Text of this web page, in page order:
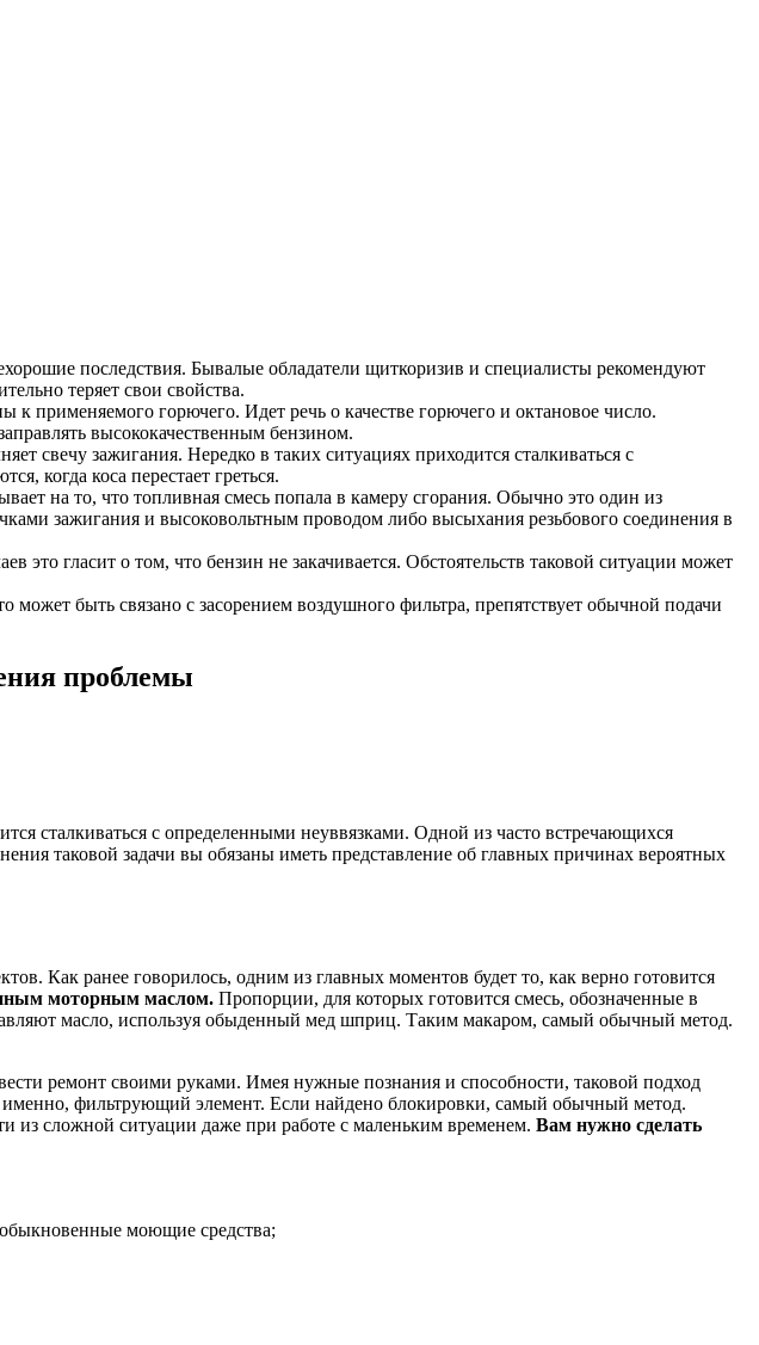
последствия. Бывалые обладатели щиткоризив и специалисты рекомендуют
теряет свои свойства.
применяемого горючего. Идет речь о качестве горючего и октановое число.
высококачественным бензином.
свечу зажигания. Нередко в таких ситуациях приходится сталкиваться с
когда коса перестает греться.
на то, что топливная смесь попала в камеру сгорания. Обычно это один из
зажигания и высоковольтным проводом либо высыхания резьбового соединения в
это гласит о том, что бензин не закачивается. Обстоятельств таковой ситуации может
может быть связано с засорением воздушного фильтра, препятствует обычной подачи
проблемы
сталкиваться с определенными неуввязками. Одной из часто встречающихся
таковой задачи вы обязаны иметь представление об главных причинах вероятных
Как ранее говорилось, одним из главных моментов будет то, как верно готовится
моторным маслом. Пропорции, для которых готовится смесь, обозначенные в
масло, используя обыденный мед шприц. Таким макаром, самый обычный метод.
ремонт своими руками. Имея нужные познания и способности, таковой подход
фильтрующий элемент. Если найдено блокировки, самый обычный метод.
из сложной ситуации даже при работе с маленьким временем. Вам нужно сделать
моющие средства;